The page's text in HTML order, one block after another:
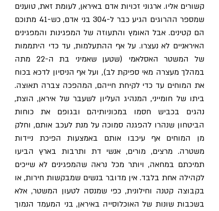
קשורים אליו. ארגוני זכויות אדם באיראן, לעומת זאת, טוענים
שמספר ההרוגים הגיע כבר ל-304 בני אדם, כש-41 מתוכם
הם קטינים. אבל האומץ והתעוזה של המפגינות והמפגינים
האיראניים לא נעצרו. על אף ההתעלמות, עד כדי היתממות
של המשטר האסלאמי (שטען שאמיני בת ה-22 מתה
במהלך מעצרה מאי ספיקת לב), ועל אף הניסיון לדכא בכוח
את המוחים עד כדי לקיחת חייהם, המהפכה צברה תאוצה.
ביתו של חומייני, המנהיג העליון לשעבר של איראן, הוצת,
נהגים בכביש חסמו במכוניותיהם ובגופם את כוחות
הביטחון שנהרו להפגנה סמוכה על מנת לעכב אותם, וחלק
מן המוחים אף עיכבו אותם באמצעות הפיכת ניידות
משטרה. מרצים, מורים, אנשי דת ותרבות בארץ הביעו
תמיכתם במחאה, ויותר מכל נראה שהמפגינים לא שייכים
לקהילה אחת בלבד. אין מדובר בנשים שמבקשות חירות, או
בקבוצה קטנה וחילונית, כפי שמנסה לטעון המשטר, אלא
בשכבות שונות של האוכלוסייה באיראן, בני המעמד הנמוך